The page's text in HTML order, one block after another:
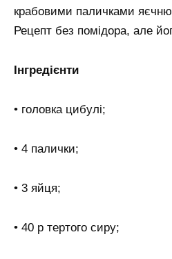
крабовими паличками
Рецепт без помідора, але
Інгредієнти
• головка цибулі;
• 4 палички;
• 3 яйця;
• 40 р тертого сиру;